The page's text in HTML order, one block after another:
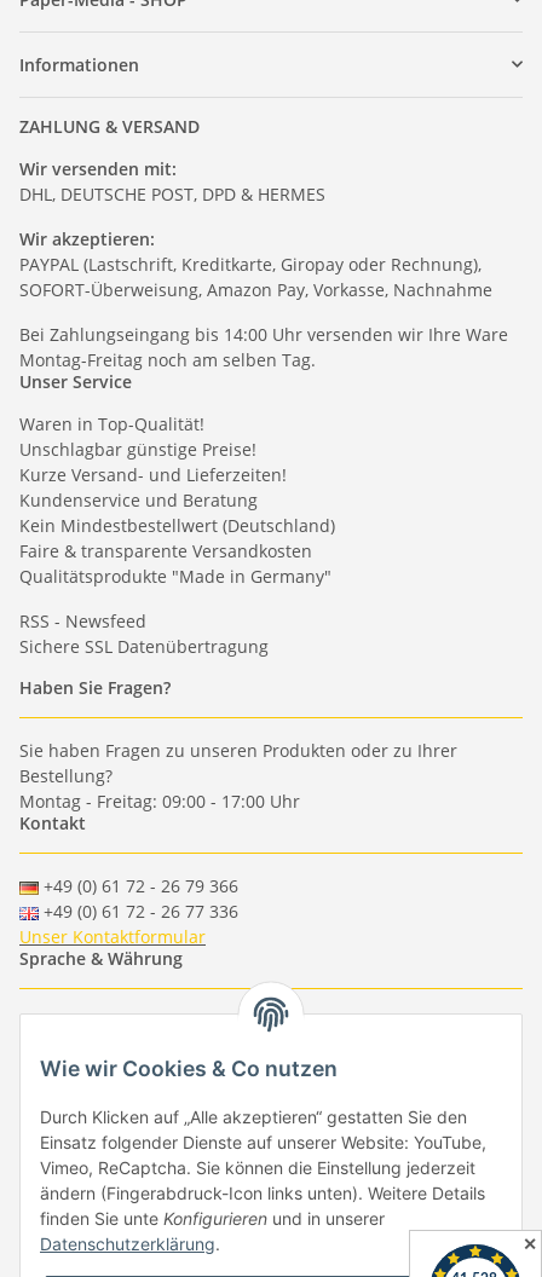
Informationen
ZAHLUNG & VERSAND
Wir versenden mit:
DHL, DEUTSCHE POST, DPD & HERMES
Wir akzeptieren:
PAYPAL (Lastschrift, Kreditkarte, Giropay oder Rechnung),
SOFORT-Überweisung, Amazon Pay, Vorkasse, Nachnahme
Bei Zahlungseingang bis 14:00 Uhr versenden wir Ihre Ware
Montag-Freitag noch am selben Tag.
Unser Service
Waren in Top-Qualität!
Unschlagbar günstige Preise!
Kurze Versand- und Lieferzeiten!
Kundenservice und Beratung
Kein Mindestbestellwert (Deutschland)
Faire & transparente Versandkosten
Qualitätsprodukte "Made in Germany"
RSS - Newsfeed
Sichere SSL Datenübertragung
Haben Sie Fragen?
Sie haben Fragen zu unseren Produkten oder zu Ihrer
Bestellung?
Montag - Freitag: 09:00 - 17:00 Uhr
Kontakt
+49 (0) 61 72 - 26 79 366
+49 (0) 61 72 - 26 77 336
Unser Kontaktformular
Sprache & Währung
- - -
-
EUR-GBP-USD-CHF
Händlerbund
Vertrag widerrufen ✕
Wie wir Cookies & Co nutzen
Durch Klicken auf „Alle akzeptieren“ gestatten Sie den
Einsatz folgender Dienste auf unserer Website: YouTube,
Vimeo, ReCaptcha. Sie können die Einstellung jederzeit
ändern (Fingerabdruck-Icon links unten). Weitere Details
finden Sie unte Konfigurieren und in unserer
Datenschutzerklärung.